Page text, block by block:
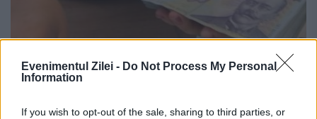
Evenimentul Zilei - Do Not Process My Personal
Information
If you wish to opt-out of the sale, sharing to third parties, or